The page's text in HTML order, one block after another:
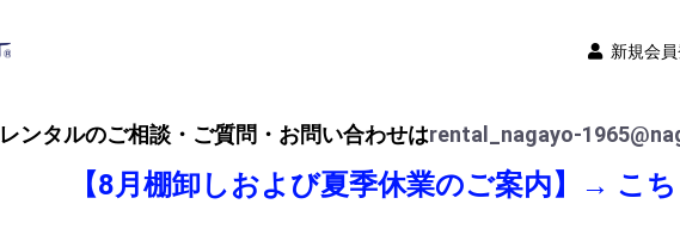
新規会
レンタルのご相談・ご質問・お問い合わせはrental_nagayo-
【8月棚卸しおよび夏季休業のご案内】→ こ